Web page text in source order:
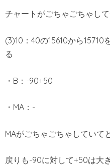
チャートがごちゃごちゃし
(3)10：40の15610から15710
る
・B：-90+50
・MA：-
MAがごちゃごちゃしていて
戻りも-90に対して+50は大